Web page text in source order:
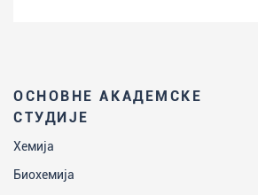
ОСНОВНЕ АКАДЕМСКЕ
СТУДИЈЕ
Хемија
Биохемија